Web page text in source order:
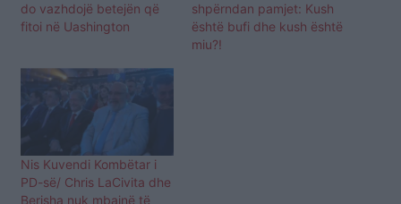
do vazhdojë betejën që
fitoi në Uashington
shpërndan pamjet: Kush
është bufi dhe kush është
miu?!
Nis Kuvendi Kombëtar i
PD-së/ Chris LaCivita dhe
Berisha nuk mbajnë të